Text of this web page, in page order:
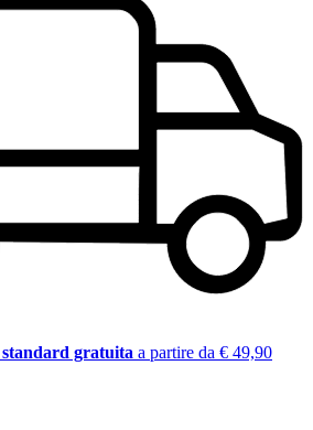
gratuita a partire da € 49,90